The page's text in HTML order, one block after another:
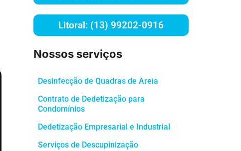
Litoral: (13) 99202-0916
Nossos serviços
Desinfecção de Quadras de Areia
Contrato de Dedetização para
Condomínios
Dedetização Empresarial e Industrial
Serviços de Descupinização